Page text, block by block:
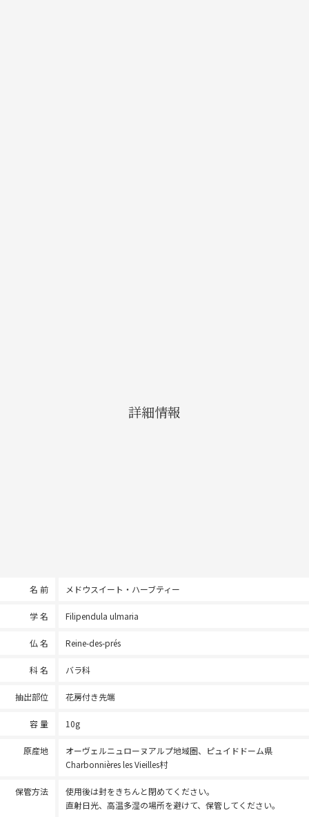
詳細情報
名 前 メドウスイート・ハーブティー
学 名 Filipendula ulmaria
仏 名 Reine-des-prés
科 名 バラ科
抽出部位 花房付き先端
容 量 10g
原産地
オーヴェルニュローヌアルプ地域圏、ピュイドドーム県
Charbonnières les Vieilles村
保管方法
使用後は封をきちんと閉めてください。
直射日光、高温多湿の場所を避けて、保管してください。